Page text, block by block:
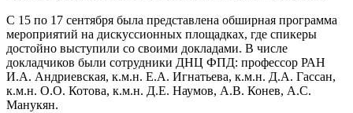
С 15 по 17 сентября была представлена обширная программа
мероприятий на дискуссионных площадках, где спикеры
достойно выступили со своими докладами. В числе
докладчиков были сотрудники ДНЦ ФПД: профессор РАН
И.А. Андриевская, к.м.н. Е.А. Игнатьева, к.м.н. Д.А. Гассан,
к.м.н. О.О. Котова, к.м.н. Д.Е. Наумов, А.В. Конев, А.С.
Манукян.